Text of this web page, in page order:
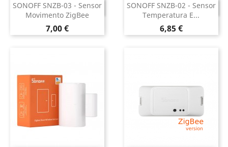
SONOFF SNZB-03 - Sensor
Movimento ZigBee
Preço
7,00 €
DESCONTINUADO
SONOFF SNZB-02 - Sensor
Temperatura E...
Preço
6,85 €
DESCONTINUADO